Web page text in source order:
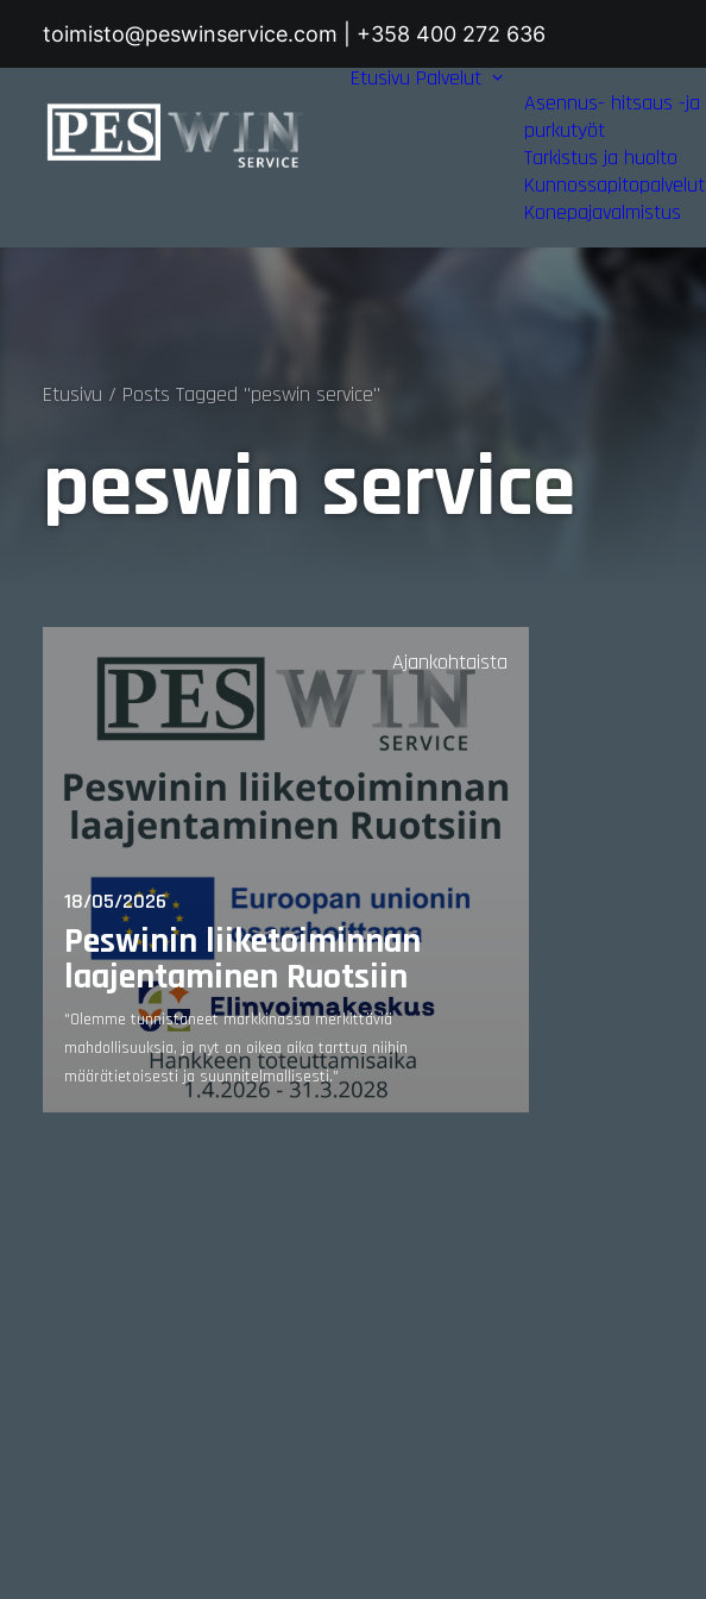
toimisto@peswinservice.com | +358 400 272 636
Etusivu Palvelut
Asennus- hitsaus -ja
purkutyöt
Tarkistus ja huolto
Kunnossapitopalvelut
Konepajavalmistus
Etusivu Posts Tagged "peswin service"
peswin service
Ajankohtaista
18/05/2026
Peswinin liiketoiminnan
laajentaminen Ruotsiin
"Olemme tunnistaneet markkinassa merkittäviä
mahdollisuuksia, ja nyt on oikea aika tarttua niihin
määrätietoisesti ja suunnitelmallisesti."